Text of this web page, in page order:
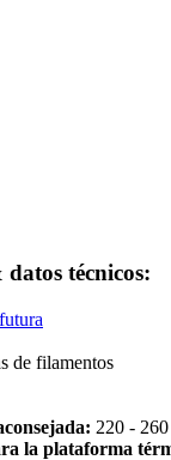
técnicos:
de filamentos
220 - 260
la plataforma